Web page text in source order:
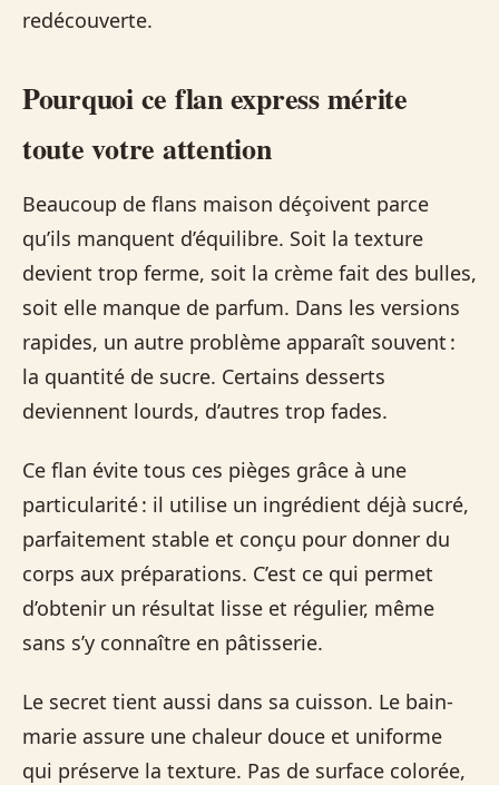
redécouverte.
Pourquoi ce flan express mérite
toute votre attention
Beaucoup de flans maison déçoivent parce
qu’ils manquent d’équilibre. Soit la texture
devient trop ferme, soit la crème fait des bulles,
soit elle manque de parfum. Dans les versions
rapides, un autre problème apparaît souvent :
la quantité de sucre. Certains desserts
deviennent lourds, d’autres trop fades.
Ce flan évite tous ces pièges grâce à une
particularité : il utilise un ingrédient déjà sucré,
parfaitement stable et conçu pour donner du
corps aux préparations. C’est ce qui permet
d’obtenir un résultat lisse et régulier, même
sans s’y connaître en pâtisserie.
Le secret tient aussi dans sa cuisson. Le bain-
marie assure une chaleur douce et uniforme
qui préserve la texture. Pas de surface colorée,